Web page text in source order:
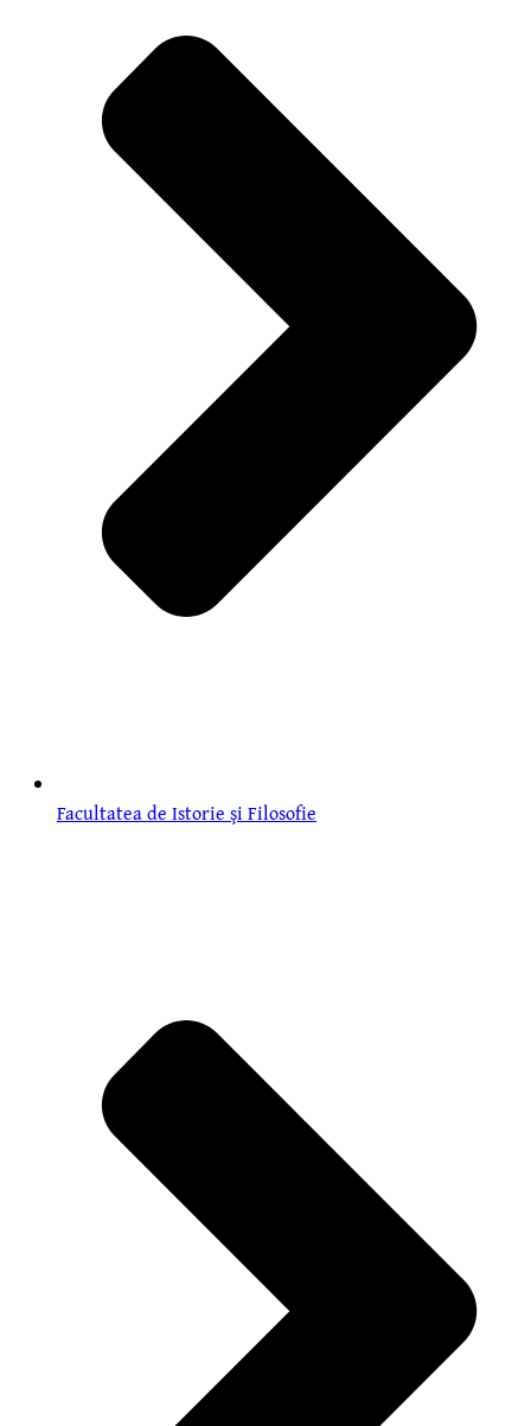
Facultatea de Istorie şi Filosofie